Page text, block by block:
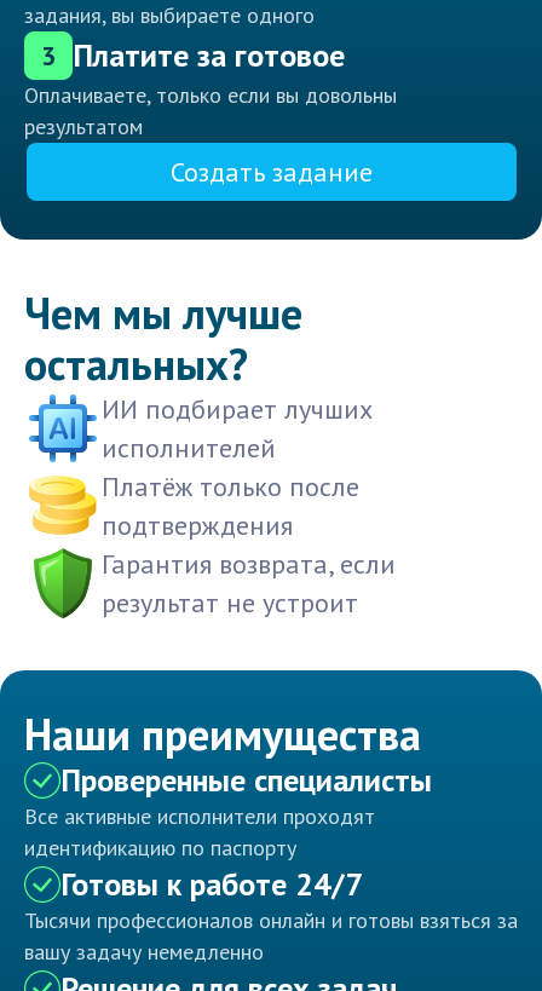
задания, вы выбираете одного
3 Платите за готовое
Оплачиваете, только если вы довольны
результатом
Создать задание
Чем мы лучше
остальных?
ИИ подбирает лучших
исполнителей
Платёж только после
подтверждения
Гарантия возврата, если
результат не устроит
Наши преимущества
Проверенные специалисты
Все активные исполнители проходят
идентификацию по паспорту
Готовы к работе 24/7
Тысячи профессионалов онлайн и готовы взяться за
вашу задачу немедленно